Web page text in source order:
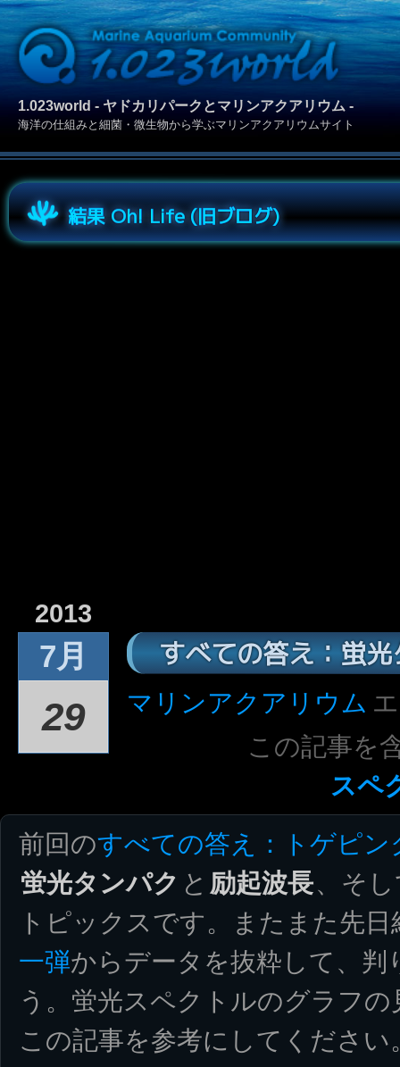
1.023world - ヤドカリパークとマリンアクアリウム -
海洋の仕組みと細菌・微生物から学ぶマリンアクアリウムサイト
結果 Oh! Life (旧ブログ)
2013
7月
29
すべての答え：蛍
マリンアクアリウム
この記事を
スペ
前回のすべての答え：トゲピン
蛍光タンパク と 励起波長、そ
トピックスです。またまた先日
一弾からデータを抜粋して、
う。蛍光スペクトルのグラフ
この記事を参考にしてください